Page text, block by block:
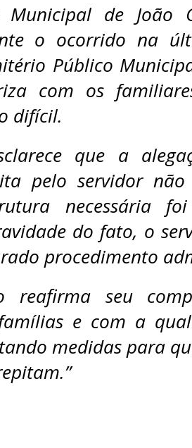
Municipal de João
o ocorrido na
Público
com os
difícil.
que a
pelo servidor
necessária foi
do fato, o
procedimento
reafirma seu
e com a
medidas para